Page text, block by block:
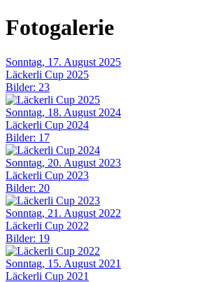
Fotogalerie
Sonntag, 17. August 2025
Läckerli Cup 2025
Bilder: 23
Sonntag, 18. August 2024
Läckerli Cup 2024
Bilder: 17
Sonntag, 20. August 2023
Läckerli Cup 2023
Bilder: 20
Sonntag, 21. August 2022
Läckerli Cup 2022
Bilder: 19
Sonntag, 15. August 2021
Läckerli Cup 2021